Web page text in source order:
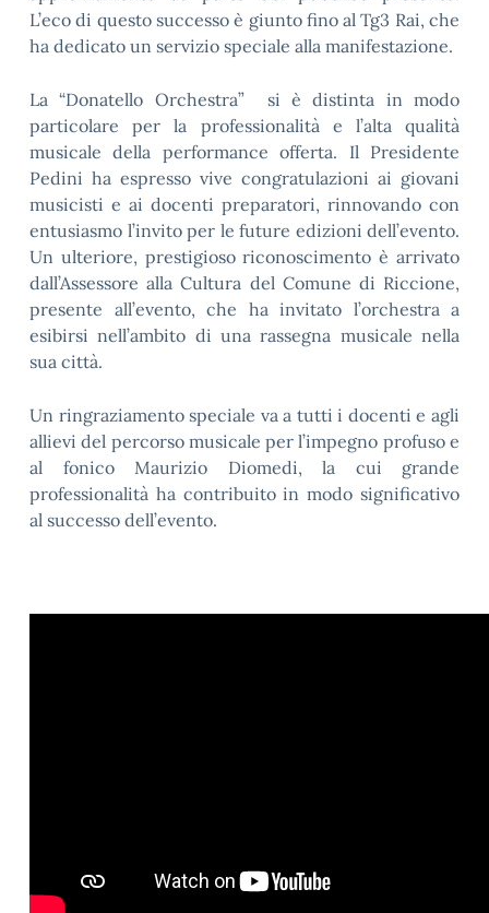
L’eco di questo successo è giunto fino al Tg3 Rai, che
ha dedicato un servizio speciale alla manifestazione.
La “Donatello Orchestra” si è distinta in modo
particolare per la professionalità e l’alta qualità
musicale della performance offerta. Il Presidente
Pedini ha espresso vive congratulazioni ai giovani
musicisti e ai docenti preparatori, rinnovando con
entusiasmo l’invito per le future edizioni dell’evento.
Un ulteriore, prestigioso riconoscimento è arrivato
dall’Assessore alla Cultura del Comune di Riccione,
presente all’evento, che ha invitato l’orchestra a
esibirsi nell’ambito di una rassegna musicale nella
sua città.
Un ringraziamento speciale va a tutti i docenti e agli
allievi del percorso musicale per l’impegno profuso e
al fonico Maurizio Diomedi, la cui grande
professionalità ha contribuito in modo significativo
al successo dell’evento.